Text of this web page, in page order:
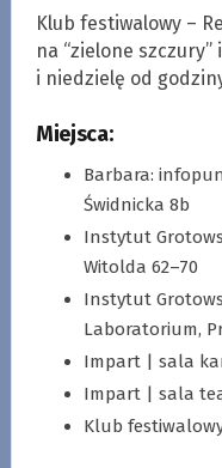
Klub festiwalowy –
na “zielone
i niedzielę od
Miejsca:
Barbara:
Świdnicka 8b
Instytut
Witolda 62–70
Instytut
Laboratorium,
Impart | sala
Impart | sala
Klub